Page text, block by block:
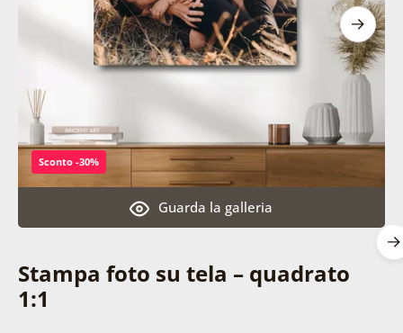
Stampa foto su tela – quadrato
1:1
Guarda la galleria
Sconto -30%